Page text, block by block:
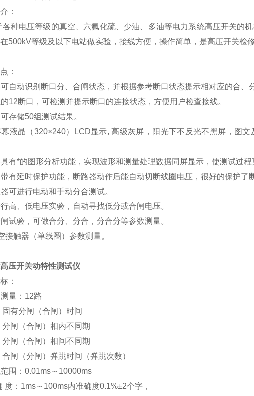
：
各种电压等级的真空、六氟化硫、少油、多油等电力系统高压开关的
500kV等级及以下电站做实验，接线方便，操作简单，是高压开关检
：
自动识别断口分、合闸状态，并根据参考断口状态提示相对应的合、
12断口，可检测并提示断口的连接状态，方便用户检查接线。
存储50组测试结果。
液晶（320×240） LCD显示,高级灰屏，阳光下不反光不黑屏，图
有*的图形分析功能，实现波形和测量处理数据同屏显示，使测试过程
有延时保护功能，断路器动作后能自动切断线圈电压，很好的保护了
可进行电动和手动分合测试。
高、低电压实验，自动寻找低分或合闸电压。
试验，可做合分、分合，分合分等参数测量。
接触器（单线圈）参数测量。
压开关动特性测试仪
：
量： 12路
固有分闸（合闸）时间
分闸（合闸）相内不同期
分闸（合闸）相间不同期
合闸（分闸）弹跳时间（弹跳次数）
围： 0.01ms～ 10000ms
度： 1ms～ 100ms内准确度0.1%±2个字，